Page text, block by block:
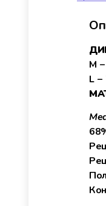
M
L